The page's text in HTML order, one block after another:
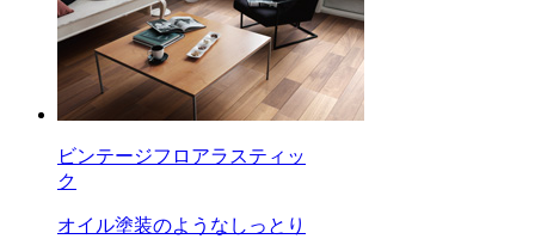
ビンテージフロアラスティッ
ク
オイル塗装のようなしっとり